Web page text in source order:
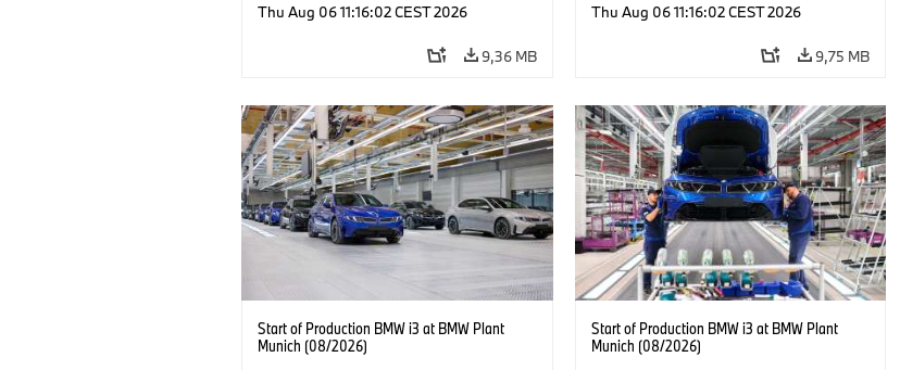
Thu Aug 06 11:16:02 CEST 2026
9,36 MB
Thu Aug 06 11:16:02 CEST 2026
9,75 MB
Start of Production BMW i3 at BMW Plant
Munich (08/2026)
Start of Production BMW i3 at BMW Plant
Munich (08/2026)